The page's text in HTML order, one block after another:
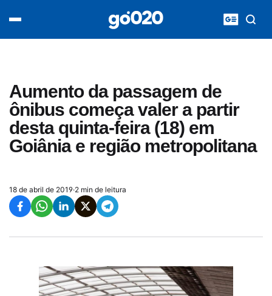
Aumento da passagem de
ônibus começa valer a partir
desta quinta-feira (18) em
Goiânia e região metropolitana
18 de abril de 2019·2 min de leitura
acontece agora
entretenimento
vídeos
pod020